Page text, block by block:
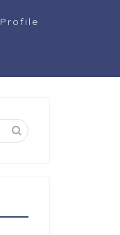
Profile